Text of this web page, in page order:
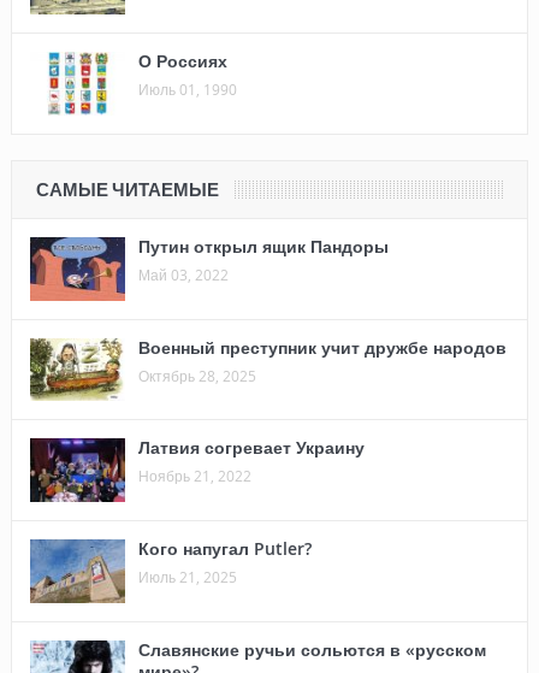
О Россиях
Июль 01, 1990
САМЫЕ ЧИТАЕМЫЕ
Путин открыл ящик Пандоры
Май 03, 2022
Военный преступник учит дружбе народов
Октябрь 28, 2025
Латвия согревает Украину
Ноябрь 21, 2022
Кого напугал Putler?
Июль 21, 2025
Славянские ручьи сольются в «русском